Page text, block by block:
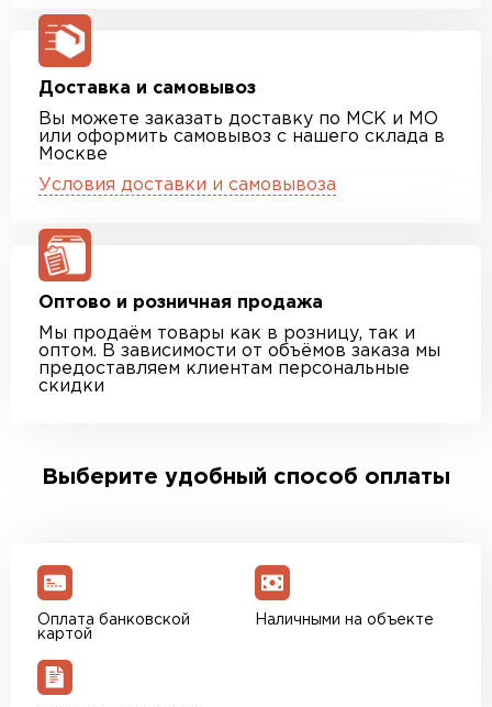
Доставка и самовывоз
Вы можете заказать доставку по МСК и МО
или оформить самовывоз с нашего склада в
Москве
Условия доставки и самовывоза
Оптово и розничная продажа
Мы продаём товары как в розницу, так и
оптом. В зависимости от объёмов заказа мы
предоставляем клиентам персональные
скидки
Выберите удобный способ оплаты
Оплата банковской
картой
Наличными на объекте